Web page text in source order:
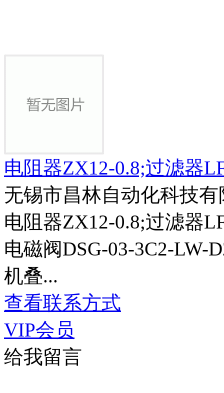
电阻器ZX12-0.8;过滤器
无锡市昌林自动化科技有
电阻器ZX12-0.8;过滤器
电磁阀DSG-03-3C2-LW-
机叠...
查看联系方式
VIP会员
给我留言